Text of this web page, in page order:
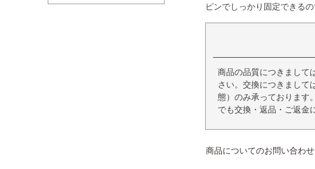
ピンでしっかり固定できる
商品の品質につきまして
さい。交換につきまして
態）のみ承っております
でも交換・返品・ご返金
商品についてのお問い合わせ